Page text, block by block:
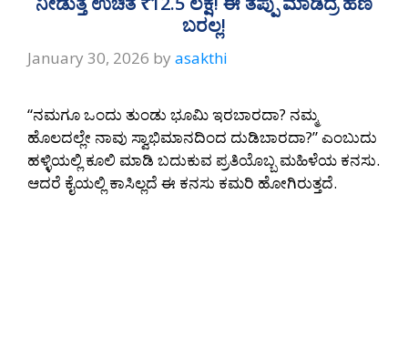
ಬರಲ್ಲ!
January 30, 2026 by asakthi
“ನಮಗೂ ಒಂದು ತುಂಡು ಭೂಮಿ ಇರಬಾರದಾ? ನಮ್ಮ
ಹೊಲದಲ್ಲೇ ನಾವು ಸ್ವಾಭಿಮಾನದಿಂದ ದುಡಿಬಾರದಾ?” ಎಂಬುದು
ಹಳ್ಳಿಯಲ್ಲಿ ಕೂಲಿ ಮಾಡಿ ಬದುಕುವ ಪ್ರತಿಯೊಬ್ಬ ಮಹಿಳೆಯ ಕನಸು.
ಆದರೆ ಕೈಯಲ್ಲಿ ಕಾಸಿಲ್ಲದೆ ಈ ಕನಸು ಕಮರಿ ಹೋಗಿರುತ್ತದೆ.